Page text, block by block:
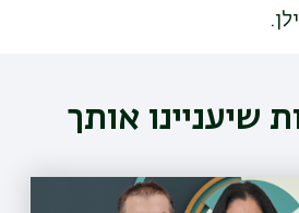
שיעניינו אותך